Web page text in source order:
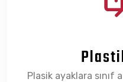
Plasik ayaklara sınıf